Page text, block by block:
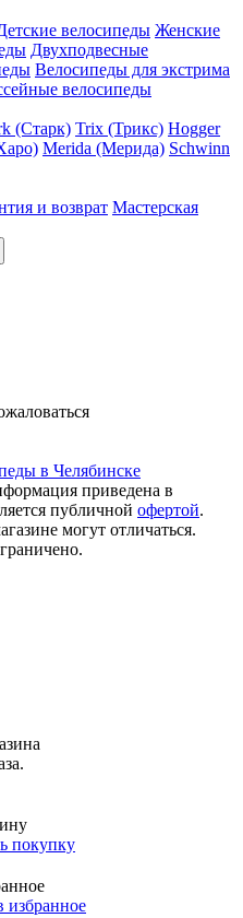
велосипеды Женские
Двухподвесные
Велосипеды для экстрима
велосипеды
(Старк) Trix (Трикс) Hogger
Merida (Мерида) Schwinn
и возврат Мастерская
в Челябинске
приведена в
публичной офертой.
могут отличаться.
покупку
избранное